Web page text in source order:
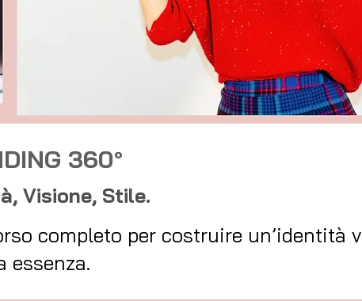
360°
Visione, Stile.
completo per costruire un’identità
essenza.